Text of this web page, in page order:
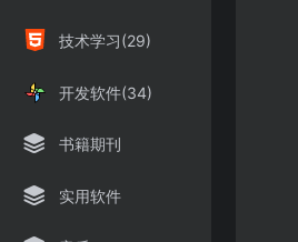
技术学习(29)
开发软件(34)
书籍期刊
实用软件